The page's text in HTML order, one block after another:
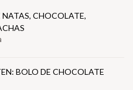
CHOCOLATE,
BOLO DE CHOCOLATE